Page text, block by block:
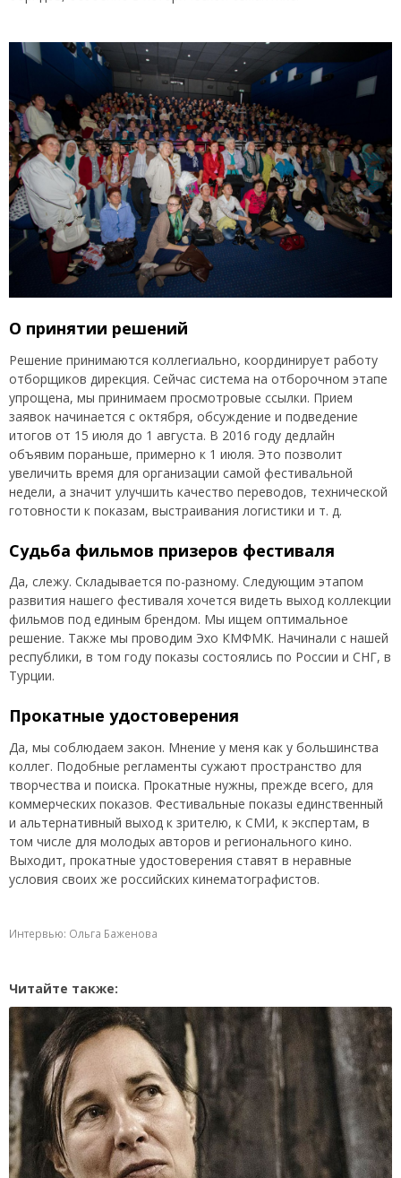
О принятии решений
Решение принимаются коллегиально, координирует работу
отборщиков дирекция. Сейчас система на отборочном этапе
упрощена, мы принимаем просмотровые ссылки. Прием
заявок начинается с октября, обсуждение и подведение
итогов от 15 июля до 1 августа. В 2016 году дедлайн
объявим пораньше, примерно к 1 июля. Это позволит
увеличить время для организации самой фестивальной
недели, а значит улучшить качество переводов, технической
готовности к показам, выстраивания логистики и т. д.
Судьба фильмов призеров фестиваля
Да, слежу. Складывается по-разному. Следующим этапом
развития нашего фестиваля хочется видеть выход коллекции
фильмов под единым брендом. Мы ищем оптимальное
решение. Также мы проводим Эхо КМФМК. Начинали с нашей
республики, в том году показы состоялись по России и СНГ, в
Турции.
Прокатные удостоверения
Да, мы соблюдаем закон. Мнение у меня как у большинства
коллег. Подобные регламенты сужают пространство для
творчества и поиска. Прокатные нужны, прежде всего, для
коммерческих показов. Фестивальные показы единственный
и альтернативный выход к зрителю, к СМИ, к экспертам, в
том числе для молодых авторов и регионального кино.
Выходит, прокатные удостоверения ставят в неравные
условия своих же российских кинематографистов.
Интервью: Ольга Баженова
Читайте также: